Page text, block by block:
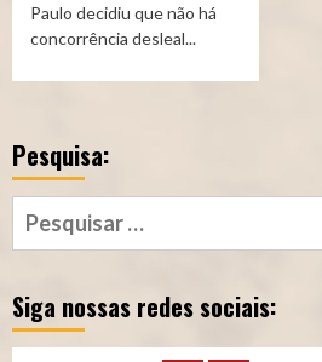
Paulo decidiu que não há
concorrência desleal...
Pesquisa:
Pesquisar
por:
Siga nossas redes sociais: